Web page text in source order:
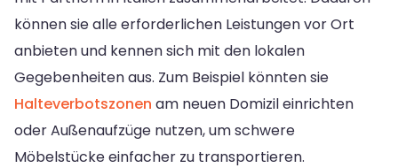
können sie alle erforderlichen Leistungen vor Ort
anbieten und kennen sich mit den lokalen
Gegebenheiten aus. Zum Beispiel könnten sie
Halteverbotszonen am neuen Domizil einrichten
oder Außenaufzüge nutzen, um schwere
Möbelstücke einfacher zu transportieren.